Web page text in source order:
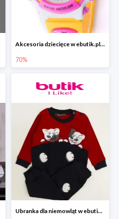
Akcesoria dziecięce w ebutik.pl do -70%
70%
Ubranka dla niemowląt w ebutik.pl do -50%